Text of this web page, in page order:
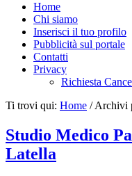
Home
Chi siamo
Inserisci il tuo profilo
Pubblicità sul portale
Contatti
Privacy
Richiesta
Ti trovi qui: Home /Archivi
Studio Medico
Latella